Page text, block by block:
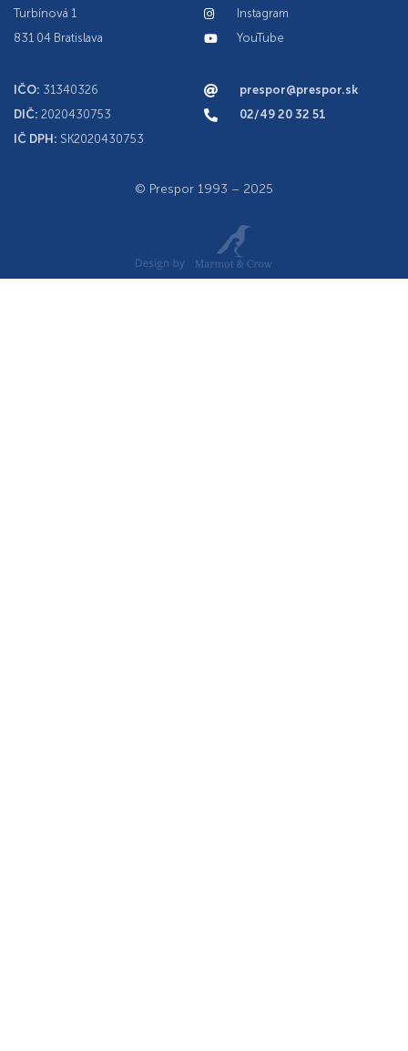
Turbínová 1
831 04 Bratislava
IČO: 31340326
DIČ: 2020430753
IČ DPH: SK2020430753
Instagram
YouTube
prespor@prespor.sk
02/49 20 32 51
© Prespor 1993 – 2025